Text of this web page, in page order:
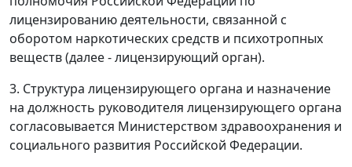
лицензированию деятельности, связанной с
оборотом наркотических средств и психотропных
веществ (далее - лицензирующий орган).
3. Структура лицензирующего органа и назначение
на должность руководителя лицензирующего органа
согласовывается Министерством здравоохранения и
социального развития Российской Федерации.